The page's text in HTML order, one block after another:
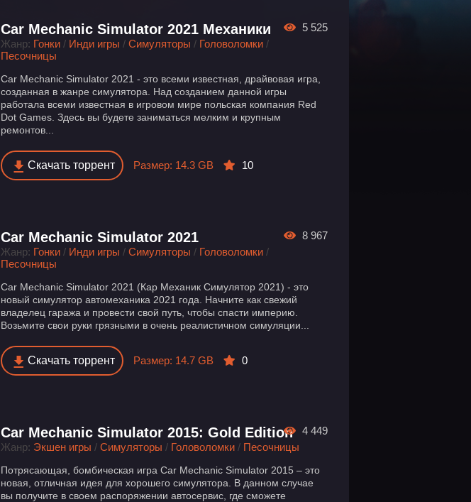
Car Mechanic Simulator 2021 Механики
Жанр: Гонки / Инди игры /Симуляторы / Головоломки /
Песочницы
Car Mechanic Simulator 2021 - это всеми известная, драйвовая игра,
созданная в жанре симулятора. Над созданием данной игры
работала всеми известная в игровом мире польская компания Red
Dot Games. Здесь вы будете заниматься мелким и крупным
ремонтов...
Скачать торрент Размер: 14.3 GB 10
5 525
Car Mechanic Simulator 2021
Жанр: Гонки / Инди игры /Симуляторы / Головоломки /
Песочницы
Car Mechanic Simulator 2021 (Кар Механик Симулятор 2021) - это
новый симулятор автомеханика 2021 года. Начните как свежий
владелец гаража и провести свой путь, чтобы спасти империю.
Возьмите свои руки грязными в очень реалистичном симуляции...
Скачать торрент Размер: 14.7 GB 0
8 967
Car Mechanic Simulator 2015: Gold Edition
Жанр: Экшен игры /Симуляторы / Головоломки / Песочницы
Потрясающая, бомбическая игра Car Mechanic Simulator 2015 – это
новая, отличная идея для хорошего симулятора. В данном случае
вы получите в своем распоряжении автосервис, где сможете
4 449